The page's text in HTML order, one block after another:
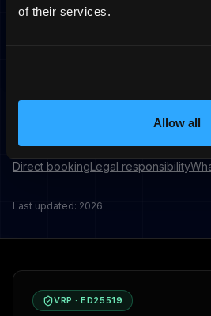
of their services.
Allow all
—N'est pas partie à l'accord
Direct bookingLegal responsibility
Last updated: 2026
VRP · ED25519